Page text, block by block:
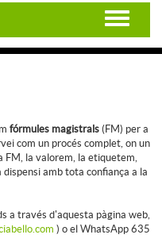
fórmules magistrals (FM) per a
com un procés complet, on un
FM, la valorem, la etiquetem,
amb tota confiança a la
a través d'aquesta pàgina web,
) o el WhatsApp 635